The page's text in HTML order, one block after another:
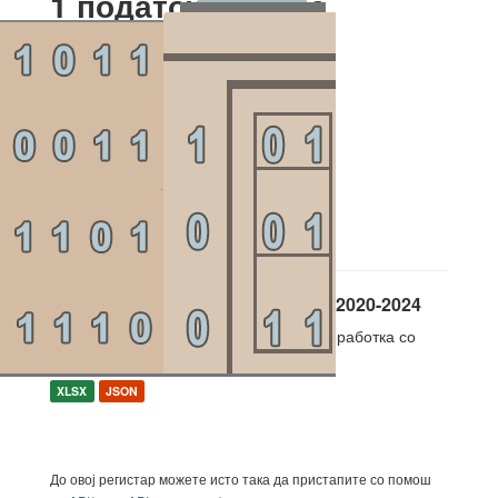
пронајден
Тагови:
соработка
пратеничка група
Филтрирај ги резултатите
Пратенички групи за соработка 2020-2024
Пратенички групи на Собранието за соработка со
другите парламенти 2020-2024
XLSX JSON
До овој регистар можете исто така да пристапите со помош